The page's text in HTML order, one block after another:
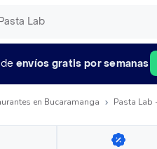
envíos gratis por semanas
en Bucaramanga Pasta Lab